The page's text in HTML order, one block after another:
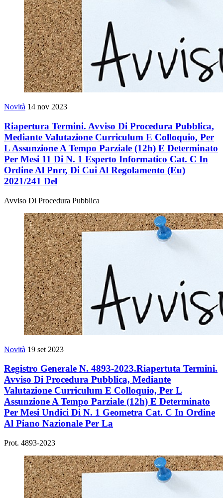
Novità 14 nov 2023
Riapertura Termini. Avviso Di Procedura Pubblica,
Mediante Valutazione Curriculum E Colloquio, Per
L Assunzione A Tempo Parziale (12h) E Determinato
Per Mesi 11 Di N. 1 Esperto Informatico Cat. C In
Ordine Al Pnrr, Di Cui Al Regolamento (Eu)
2021/241 Del
Avviso Di Procedura Pubblica
Novità 19 set 2023
Registro Generale N. 4893-2023.Riapertuta Termini.
Avviso Di Procedura Pubblica, Mediante
Valutazione Curriculum E Colloquio, Per L
Assunzione A Tempo Parziale (12h) E Determinato
Per Mesi Undici Di N. 1 Geometra Cat. C In Ordine
Al Piano Nazionale Per La
Prot. 4893-2023